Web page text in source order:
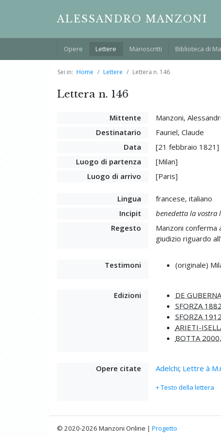
ALESSANDRO MANZONI
Opere Lettere Manoscritti Biblioteca di
Sei in: Home Lettere Lettera n. 146
Lettera n. 146
Mittente
Manzoni,
Destinatario
Fauriel, Claude
Data
[21 febbraio 1821]
Luogo di partenza
[Milan]
Luogo di arrivo
[Paris]
Lingua
francese, italiano
Incipit
benedetta la vostra
Regesto
Manzoni conferma
giudizio riguardo
Testimoni (originale)
Edizioni DE
SFORZA
SFORZA
ARIETI-
BOTTA 2000
Opere citate Adelchi; Lettre à
+ Testo della lettera
© 2020-2026 Manzoni Online | Progetto